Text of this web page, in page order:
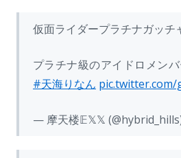
仮面ライダープラチナガッチ
プラチナ級のアイドロメン
#天海りなん pic.twitter.com/
— 摩天楼𝔼𝕏𝕏